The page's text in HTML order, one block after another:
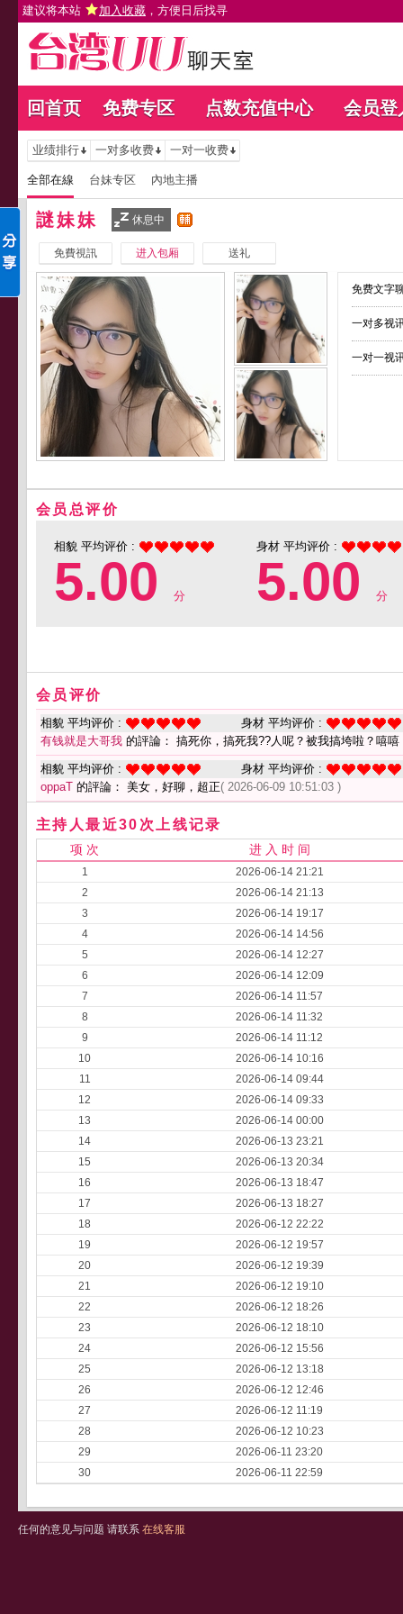
建议将本站 加入收藏 ，方便日后找寻
回首页 免费专区 点数充值中心 会员登
业绩排行 一对多收费 一对一收费
全部在線 台妹专区 內地主播
謎妹妹 休息中
免費視訊 进入包厢 送礼
免费文字
一对多视
一对一视
会员总评价
相貌 平均评价 :
5.00 分
身材 平均评价 :
5.00 分
会员评价
相貌 平均评价 :
身材 平均评价 :
有钱就是大哥我 的評論： 搞死你，搞死我??人呢？被我搞垮啦？嘻嘻
相貌 平均评价 :
身材 平均评价 :
oppaT 的評論： 美女，好聊，超正( 2026-06-09 10:51:03 )
主持人最近30次上线记录
项 次 进 入 时 间
1
2026-06-14 21:21
2
2026-06-14 21:13
3
2026-06-14 19:17
4
2026-06-14 14:56
5
2026-06-14 12:27
6
2026-06-14 12:09
7
2026-06-14 11:57
8
2026-06-14 11:32
9
2026-06-14 11:12
10
2026-06-14 10:16
11
2026-06-14 09:44
12
2026-06-14 09:33
13
2026-06-14 00:00
14
2026-06-13 23:21
15
2026-06-13 20:34
16
2026-06-13 18:47
17
2026-06-13 18:27
18
2026-06-12 22:22
19
2026-06-12 19:57
20
2026-06-12 19:39
21
2026-06-12 19:10
22
2026-06-12 18:26
23
2026-06-12 18:10
24
2026-06-12 15:56
25
2026-06-12 13:18
26
2026-06-12 12:46
27
2026-06-12 11:19
28
2026-06-12 10:23
29
2026-06-11 23:20
30
2026-06-11 22:59
任何的意见与问题 请联系 在线客服